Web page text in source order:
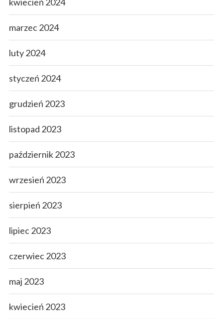
marzec 2024
luty 2024
styczeń 2024
grudzień 2023
listopad 2023
październik 2023
wrzesień 2023
sierpień 2023
lipiec 2023
czerwiec 2023
maj 2023
kwiecień 2023